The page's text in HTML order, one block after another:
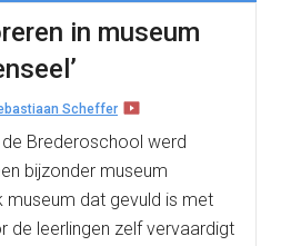
in museum
Scheffer
Brederoschool werd
bijzonder museum
museum dat gevuld is met
de leerlingen zelf vervaardigt